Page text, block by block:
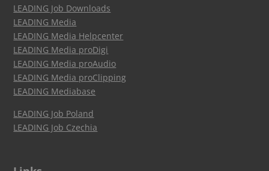
LEADING Job Downloads
LEADING Media
LEADING Media Helpcenter
LEADING Media proDigi
LEADING Media proAudio
LEADING Media proClipping
LEADING Mediabase
LEADING Job Poland
LEADING Job Czechia